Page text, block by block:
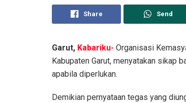
Share Send
Garut, Kabariku- Organisasi
Kabupaten Garut, menyatakan sikap
apabila diperlukan.
Demikian pernyataan tegas yang